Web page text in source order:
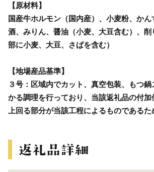
【原材料】
国産牛ホルモン（国内産）、小麦粉、かん
酒、みりん、醤油（小麦、大豆含む）、
部に小麦、大豆、さばを含む）
【地場産品基準】
３号：区域内でカット、真空包装、もつ
かる調理を行っており、当該返礼品の付加
上回る部分が当該工程によるものであるた